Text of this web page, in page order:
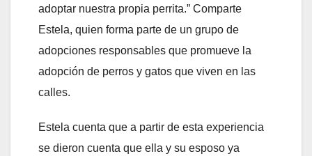
adoptar nuestra propia perrita.” Comparte
Estela, quien forma parte de un grupo de
adopciones responsables que promueve la
adopción de perros y gatos que viven en las
calles.
Estela cuenta que a partir de esta experiencia
se dieron cuenta que ella y su esposo ya